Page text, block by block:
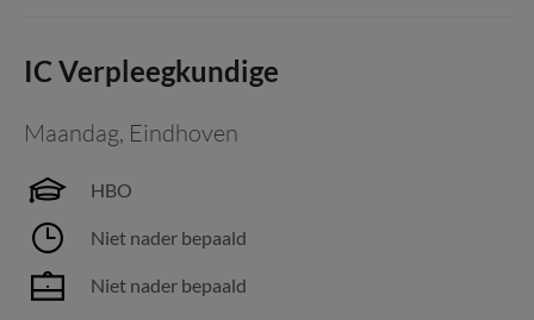
IC Verpleegkundige
Maandag, Eindhoven
HBO
Niet nader bepaald
Niet nader bepaald